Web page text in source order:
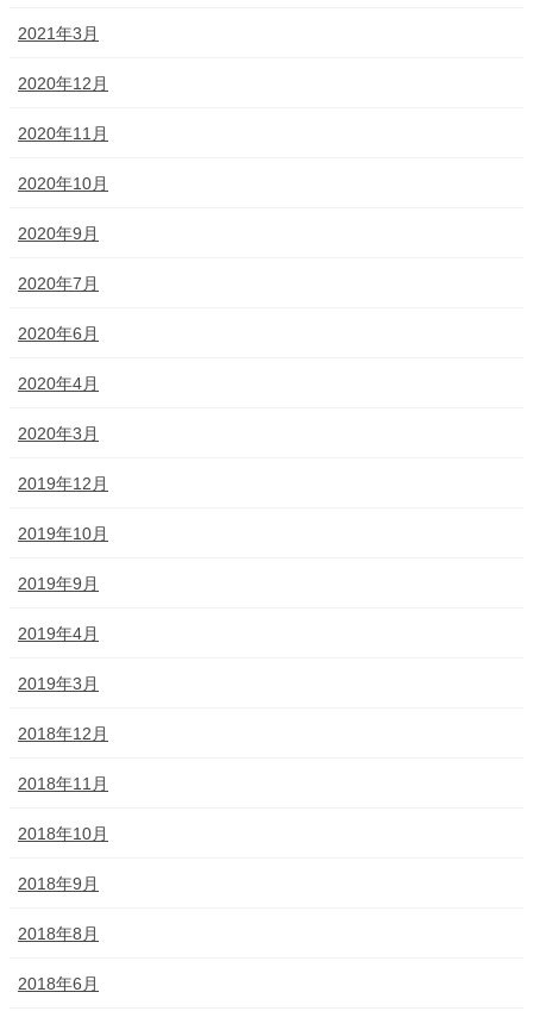
2021年3月
2020年12月
2020年11月
2020年10月
2020年9月
2020年7月
2020年6月
2020年4月
2020年3月
2019年12月
2019年10月
2019年9月
2019年4月
2019年3月
2018年12月
2018年11月
2018年10月
2018年9月
2018年8月
2018年6月